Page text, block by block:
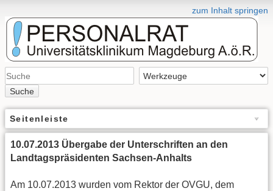
zum Inhalt springen
Suche
Seitenleiste
10.07.2013 Übergabe der Unterschriften an den
Landtagspräsidenten Sachsen-Anhalts
Am 10.07.2013 wurden vom Rektor der OVGU, dem